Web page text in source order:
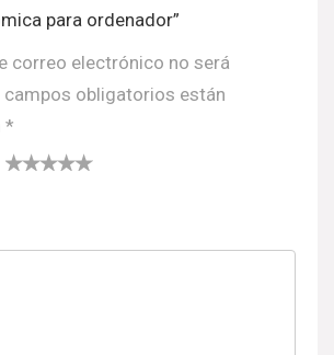
para ordenador”
correo electrónico no será
campos obligatorios están
*
e
5
as
s